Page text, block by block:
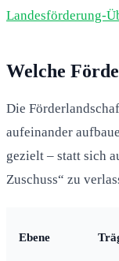
Landesförderung-
Welche
Die
aufeinander
gezielt – statt sich
Zuschuss“ zu
Ebene